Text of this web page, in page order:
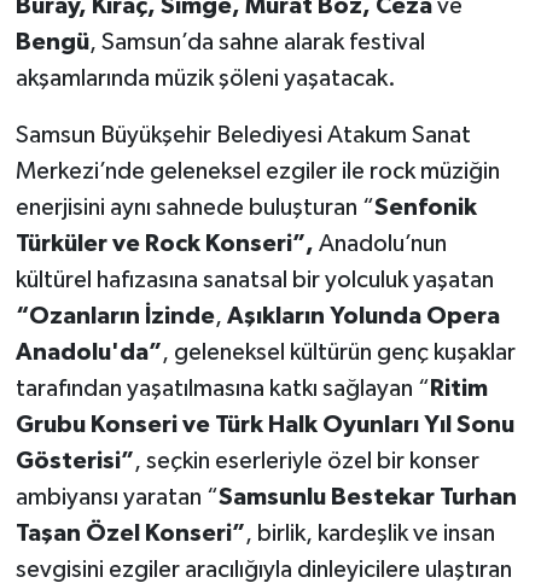
Buray, Kıraç, Simge, Murat Boz, Ceza ve
Bengü, Samsun’da sahne alarak festival
akşamlarında müzik şöleni yaşatacak.
Samsun Büyükşehir Belediyesi Atakum Sanat
Merkezi’nde geleneksel ezgiler ile rock müziğin
enerjisini aynı sahnede buluşturan “Senfonik
Türküler ve Rock Konseri”, Anadolu’nun
kültürel hafızasına sanatsal bir yolculuk yaşatan
“Ozanların İzinde, Aşıkların Yolunda Opera
Anadolu'da”, geleneksel kültürün genç kuşaklar
tarafından yaşatılmasına katkı sağlayan “ Ritim
Grubu Konseri ve Türk Halk Oyunları Yıl Sonu
Gösterisi”, seçkin eserleriyle özel bir konser
ambiyansı yaratan “Samsunlu Bestekar Turhan
Taşan Özel Konseri”, birlik, kardeşlik ve insan
sevgisini ezgiler aracılığıyla dinleyicilere ulaştıran